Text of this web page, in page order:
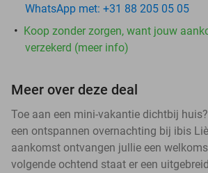
WhatsApp met: +31 88 205 05 05
Koop zonder zorgen, want jouw
verzekerd (meer info)
Meer over deze deal
Toe aan een mini-vakantie dichtbij
een ontspannen overnachting bij ibis
aankomst ontvangen jullie een
volgende ochtend staat er een